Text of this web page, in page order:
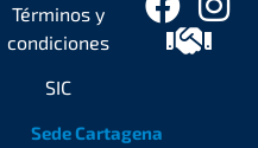
Términos y
condiciones
SIC
Sede Cartagena